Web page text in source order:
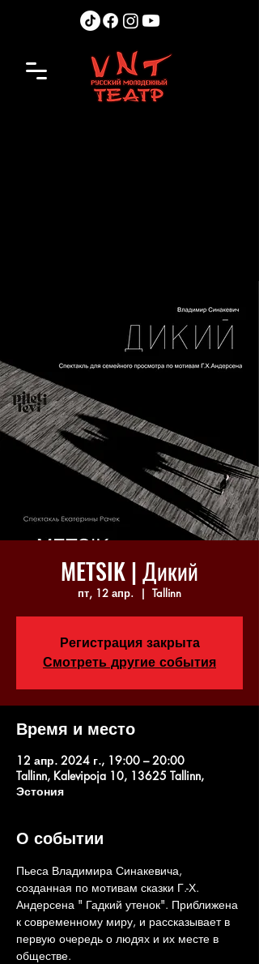
METSIK | Дикий
пт, 12 апр.
  |
Tallinn
Регистрация закрыта
Смотреть другие события
Время и место
12 апр. 2024 г., 19:00 – 20:00
Tallinn, Kalevipoja 10, 13625 Tallinn,
Эстония
О событии
Пьеса Владимира Синакевича,
созданная по мотивам сказки Г.-Х.
Андерсена " Гадкий утенок". Приближена
к современному миру, и рассказывает в
первую очередь о людях и их месте в
обществе.